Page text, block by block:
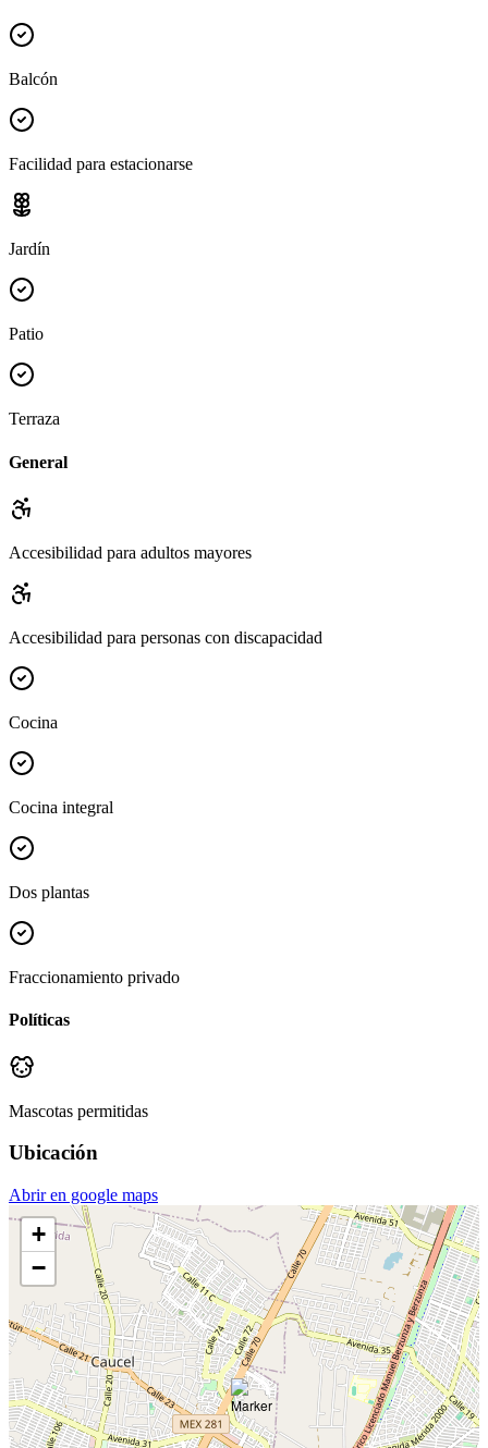
Balcón
Facilidad para estacionarse
Jardín
Patio
Terraza
General
Accesibilidad para adultos mayores
Accesibilidad para personas con discapacidad
Cocina
Cocina integral
Dos plantas
Fraccionamiento privado
Políticas
Mascotas permitidas
Ubicación
Abrir en google maps
+
−